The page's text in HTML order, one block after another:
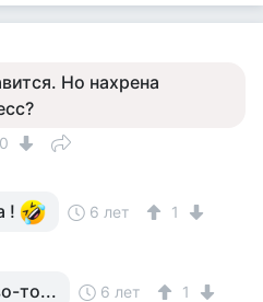
Но нахрена
0
! 6 лет 1
то... 6 лет 1